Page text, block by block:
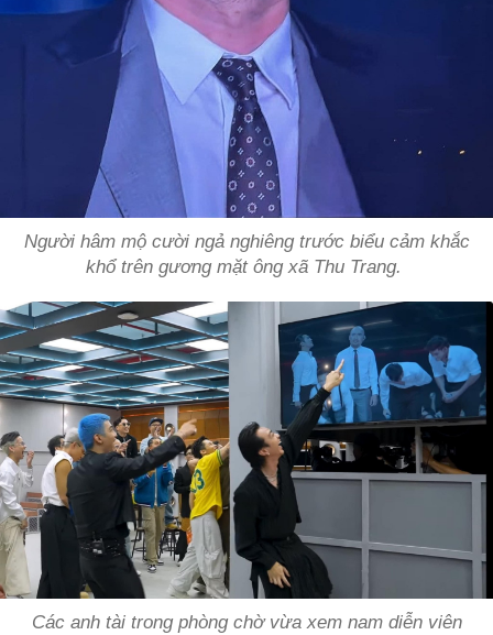
Người hâm mộ cười ngả nghiêng trước biểu cảm khắc
khổ trên gương mặt ông xã Thu Trang.
Các anh tài trong phòng chờ vừa xem nam diễn viên